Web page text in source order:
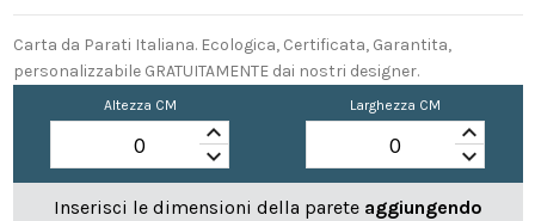
Carta da Parati Italiana. Ecologica, Certificata, Garantita,
personalizzabile GRATUITAMENTE dai nostri designer.
Altezza CM
keyboard_arrow_up
keyboard_arrow_down
Larghezza CM
keyboard_arrow_up
keyboard_arrow_down
Inserisci le dimensioni della parete aggiungendo